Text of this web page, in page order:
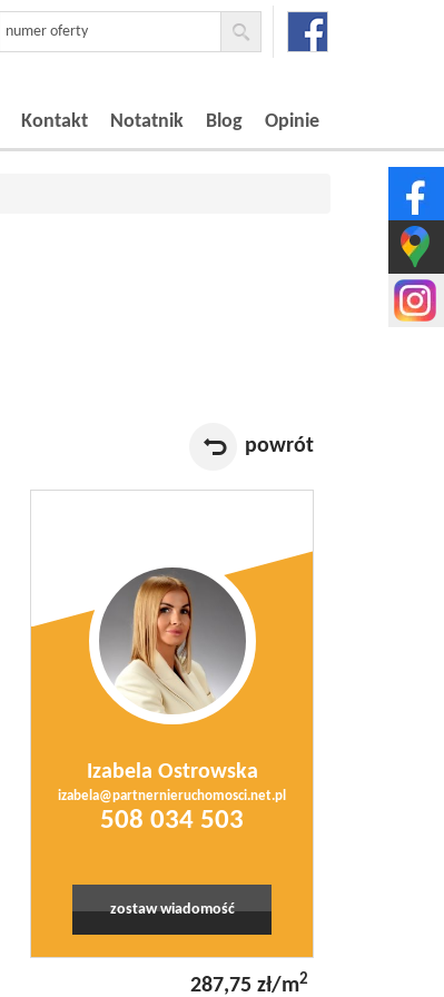
Kontakt Notatnik Blog Opinie
powrót
Izabela Ostrowska
izabela@partnernieruchomosci.net.pl
508 034 503
zostaw wiadomość
287,75 zł/m2